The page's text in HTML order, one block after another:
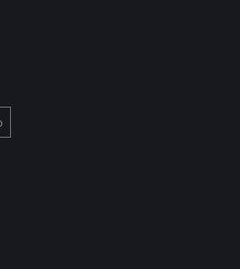
era compatto e saporito, dal
L'ho già riordinato.